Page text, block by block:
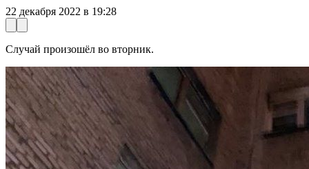
22 декабря 2022 в 19:28
Случай произошёл во вторник.